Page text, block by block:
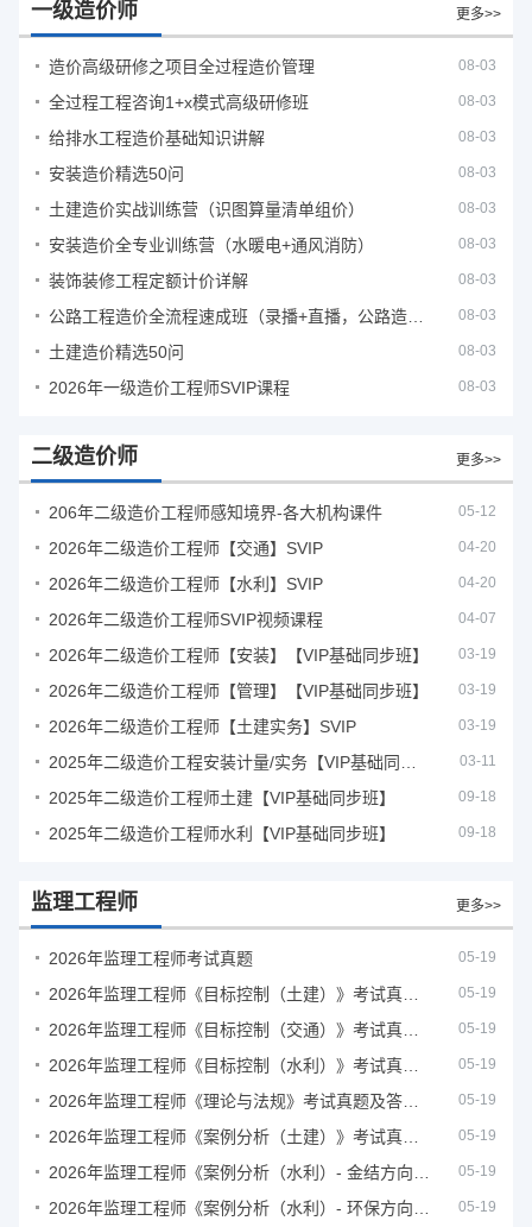
一级造价师 更多>>
造价高级研修之项目全过程造价管理 08-03
全过程工程咨询1+x模式高级研修班 08-03
给排水工程造价基础知识讲解 08-03
安装造价精选50问 08-03
土建造价实战训练营（识图算量清单组价） 08-03
安装造价全专业训练营（水暖电+通风消防） 08-03
装饰装修工程定额计价详解 08-03
08-03
土建造价精选50问 08-03
2026年一级造价工程师SVIP课程 08-03
二级造价师 更多>>
206年二级造价工程师感知境界-各大机构课件 05-12
2026年二级造价工程师【交通】SVIP 04-20
2026年二级造价工程师【水利】SVIP 04-20
2026年二级造价工程师SVIP视频课程 04-07
2026年二级造价工程师【安装】【VIP基础同步班】 03-19
2026年二级造价工程师【管理】【VIP基础同步班】 03-19
2026年二级造价工程师【土建实务】SVIP 03-19
03-11
2025年二级造价工程师土建【VIP基础同步班】 09-18
2025年二级造价工程师水利【VIP基础同步班】 09-18
监理工程师 更多>>
2026年监理工程师考试真题 05-19
05-19
05-19
05-19
05-19
05-19
05-19
05-19